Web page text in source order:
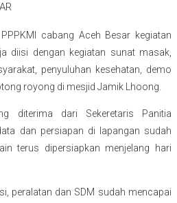
cabang Aceh Besar kegiatan
diisi dengan kegiatan sunat masak,
penyuluhan kesehatan, demo
royong di mesjid Jamik Lhoong.
diterima dari Sekeretaris Panitia
dan persiapan di lapangan sudah
terus dipersiapkan menjelang hari
peralatan dan SDM sudah mencapai